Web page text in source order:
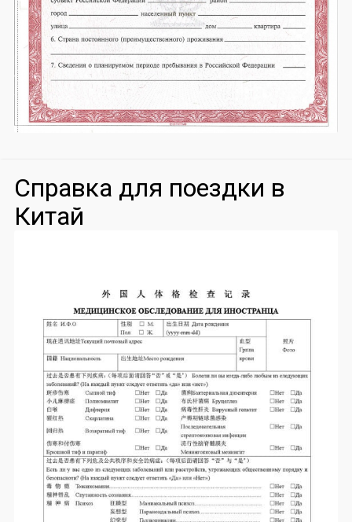
Справка для поездки в
Китай